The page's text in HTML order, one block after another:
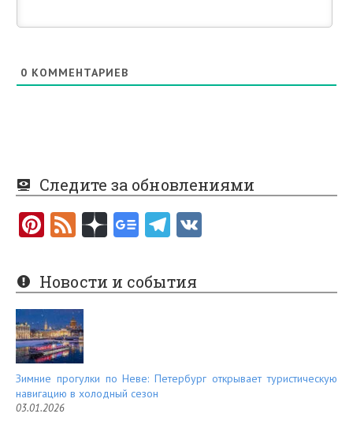
0 КОММЕНТАРИЕВ
Следите за обновлениями
Pi
er
es
t
F
e
d
Новости и события
Зимние прогулки по Неве: Петербург открывает туристическую
навигацию в холодный сезон
03.01.2026